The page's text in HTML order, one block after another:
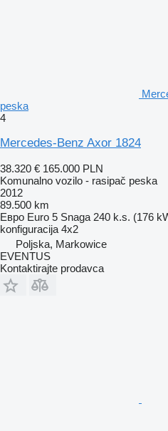
peska
4
Mercedes-Benz Axor 1824
38.320 € 165.000 PLN
Komunalno vozilo - rasipač peska
2012
89.500 km
Евро Euro 5 Snaga 240 k.s. (176
konfiguracija 4x2
Poljska, Markowice
EVENTUS
Kontaktirajte prodavca